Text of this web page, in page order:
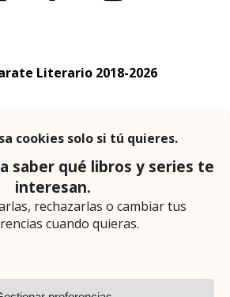
Literario 2018-2026
privacidad
afiliado de Amazon obtengo
las compras adscritas que